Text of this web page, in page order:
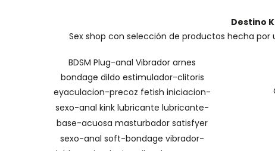
Destino
Sex shop con selección de productos hecha por
BDSM Plug-anal Vibrador arnes
bondage dildo estimulador-clitoris
eyaculacion-precoz fetish iniciacion-
sexo-anal kink lubricante lubricante-
base-acuosa masturbador satisfyer
sexo-anal soft-bondage vibrador-